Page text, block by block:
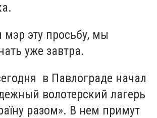
эту просьбу, мы
уже завтра.
в Павлограде начал
волотерский лагерь
разом». В нем примут